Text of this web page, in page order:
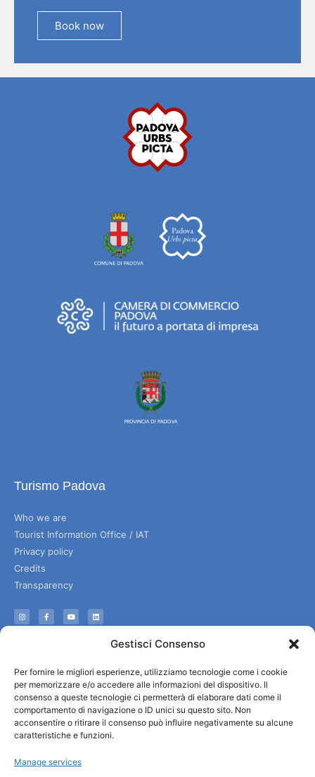
Gestisci Consenso
Per fornire le migliori esperienze, utilizziamo tecnologie come i cookie
per memorizzare e/o accedere alle informazioni del dispositivo. Il
consenso a queste tecnologie ci permetterà di elaborare dati come il
comportamento di navigazione o ID unici su questo sito. Non
acconsentire o ritirare il consenso può influire negativamente su alcune
caratteristiche e funzioni.
Manage services
Book now
Turismo Padova
Who we are
Tourist Information Office / IAT
Privacy policy
Credits
Transparency
Useful services
Brochures